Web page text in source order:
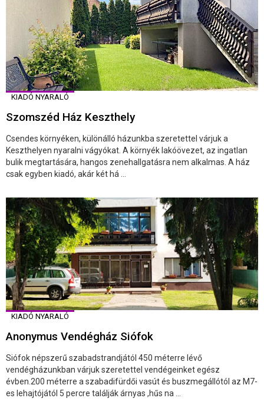
KIADÓ NYARALÓ
Szomszéd Ház Keszthely
Csendes környéken, különálló házunkba szeretettel várjuk a
Keszthelyen nyaralni vágyókat. A környék lakóövezet, az ingatlan
bulik megtartására, hangos zenehallgatásra nem alkalmas. A ház
csak egyben kiadó, akár két há ...
KIADÓ NYARALÓ
Anonymus Vendégház Siófok
Siófok népszerű szabadstrandjától 450 méterre lévő
vendégházunkban várjuk szeretettel vendégeinket egész
évben.200 méterre a szabadifürdői vasút és buszmegállótól az M7-
es lehajtójától 5 percre találják árnyas ,hűs na ...